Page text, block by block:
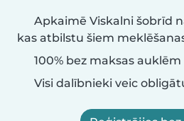
Apkaimē Viskalni šobrīd
kas atbilstu šiem
100% bez maksas auklēm
Visi dalībnieki veic